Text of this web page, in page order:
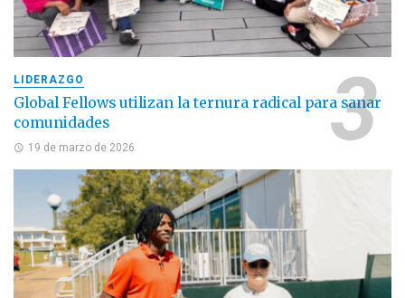
LIDERAZGO
Global Fellows utilizan la ternura radical para sanar
comunidades
19 de marzo de 2026